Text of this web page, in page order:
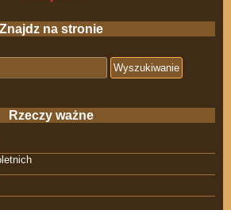
Znajdz na stronie
Rzeczy ważne